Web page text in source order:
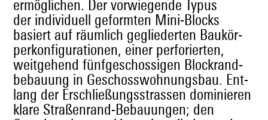
ermöglichen. Der vor­wiegende Typus
der indi­vidu­ell geformten Mini-Blocks
basiert auf räum­lich gegliederten Baukör­
perkon­fig­u­ra­tio­nen, ein­er per­fori­erten,
weit­ge­hend fün­fgeschos­si­gen Block­rand­
be­bau­ung in Geschoss­woh­nungs­bau. Ent­
lang der Erschließungsstrassen dominieren
klare Straßen­rand-Bebau­un­gen; den